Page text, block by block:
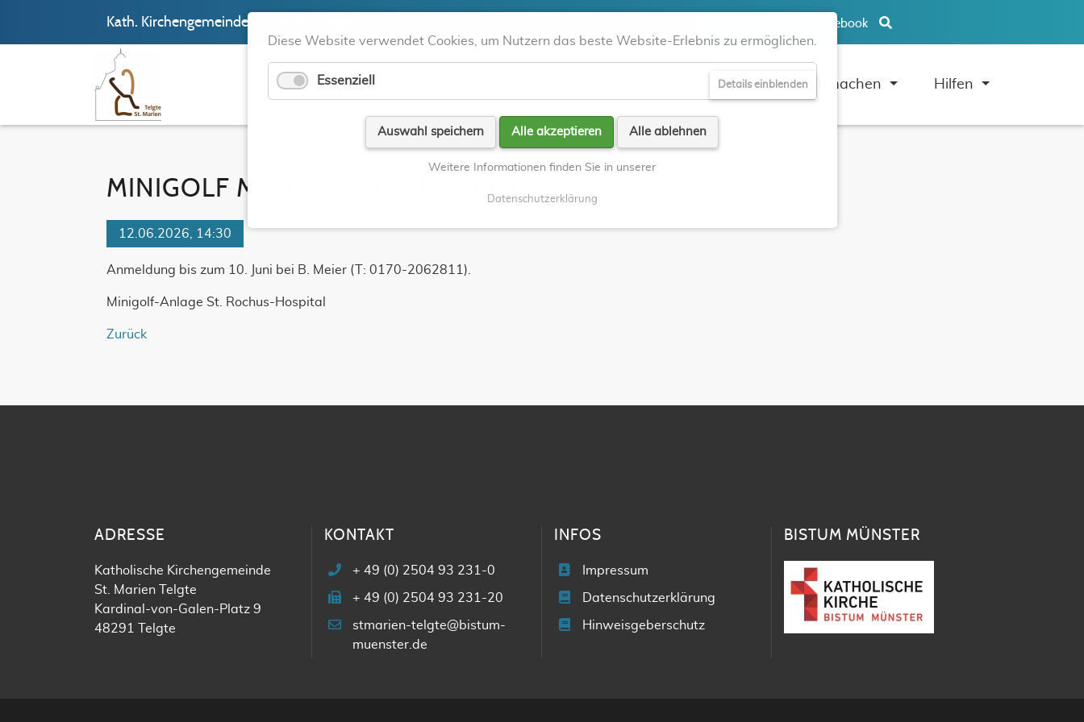
Kath. Kirchengemeinde St. Marien Telgte Facebook
Glauben Mitmachen Hilfen
MINIGOLF MIT DER KFD ST. CLEMENS
12.06.2026, 14:30
Anmeldung bis zum 10. Juni bei B. Meier (T: 0170-2062811).
Minigolf-Anlage St. Rochus-Hospital
Zurück
ADRESSE
Katholische Kirchengemeinde
St. Marien Telgte
Kardinal-von-Galen-Platz 9
48291 Telgte
KONTAKT
+ 49 (0) 2504 93 231-0
+ 49 (0) 2504 93 231-20
stmarien-telgte@bistum-
muenster.de
INFOS
Impressum
Datenschutzerklärung
Hinweisgeberschutz
BISTUM MÜNSTER
Diese Website verwendet Cookies, um Nutzern das beste Website-Erlebnis zu ermöglichen.
Essenziell Details einblenden
Auswahl speichern Alle akzeptieren Alle ablehnen
Weitere Informationen finden Sie in unserer
Datenschutzerklärung